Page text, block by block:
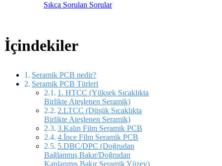
Sıkça Sorulan Sorular
İçindekiler
Seramik PCB nedir?
Seramik PCB Türleri
1. HTCC (Yüksek Sıcaklıkta
Birlikte Ateşlenen Seramik)
2.LTCC (Düşük Sıcaklıkta
Birlikte Ateşlenen Seramik)
3.Kalın Film Seramik PCB
4.İnce Film Seramik PCB
5.DBC/DPC (Doğrudan
Bağlanmış Bakır/Doğrudan
Kaplanmış Bakır Seramik Yüzey)